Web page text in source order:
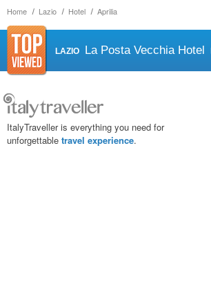
Home Lazio Hotel Aprilia
LAZIO La Posta Vecchia Hotel
ItalyTraveller is everything you need for
unforgettable travel experience.